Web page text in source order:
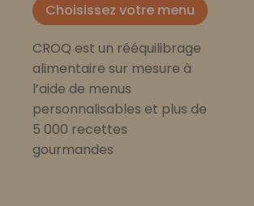
Choisissez votre menu
CROQ est un rééquilibrage
alimentaire sur mesure à
l’aide de menus
personnalisables et plus de
5 000 recettes
gourmandes